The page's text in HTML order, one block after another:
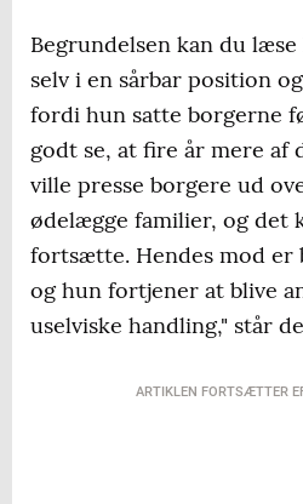
Begrundelsen kan du
selv i en sårbar position
fordi hun satte borgerne
godt se, at fire år mere af
ville presse borgere ud
ødelægge familier, og det
fortsætte. Hendes mod er
og hun fortjener at blive
uselviske handling," står
ARTIKLEN FORTSÆTTER